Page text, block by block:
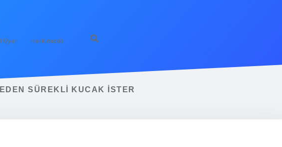
Uyarı Hakkımızda
SÜREKLI KUCAK ISTER